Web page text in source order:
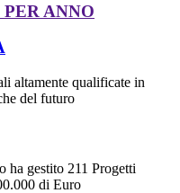
ANNO
altamente qualificate in
del futuro
gestito 211 Progetti
di Euro